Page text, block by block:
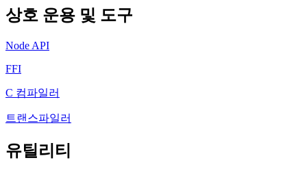
상호 운용 및 도구
Node API
FFI
C 컴파일러
트랜스파일러
유틸리티